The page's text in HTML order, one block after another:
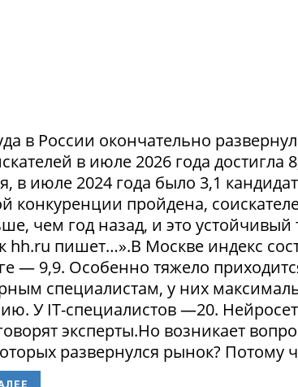
в России окончательно
в июле 2026 года
в июле 2024 года было 3,1
конкуренции пройдена,
чем год назад, и это
пишет…».В Москве индекс
— 9,9. Особенно тяжело
специалистам, у них
У IT-специалистов —20.
эксперты.Но возникает
развернулся рынок? Потому